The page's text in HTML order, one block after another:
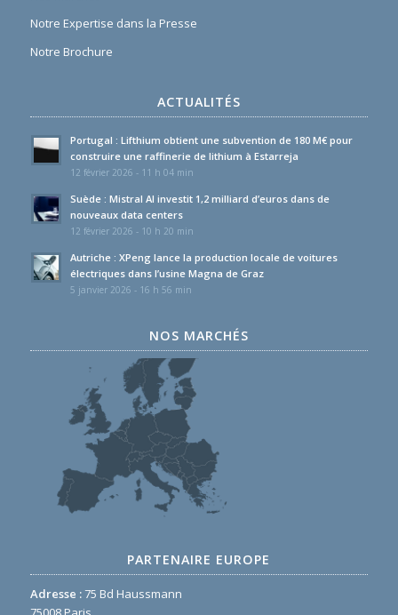
Notre Expertise dans la Presse
Notre Brochure
ACTUALITÉS
Portugal : Lifthium obtient une subvention de 180 M€ pour
construire une raffinerie de lithium à Estarreja
12 février 2026 - 11 h 04 min
Suède : Mistral AI investit 1,2 milliard d’euros dans de
nouveaux data centers
12 février 2026 - 10 h 20 min
Autriche : XPeng lance la production locale de voitures
électriques dans l’usine Magna de Graz
5 janvier 2026 - 16 h 56 min
NOS MARCHÉS
PARTENAIRE EUROPE
Adresse :75 Bd Haussmann